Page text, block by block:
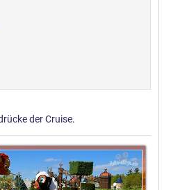
der Cruise.